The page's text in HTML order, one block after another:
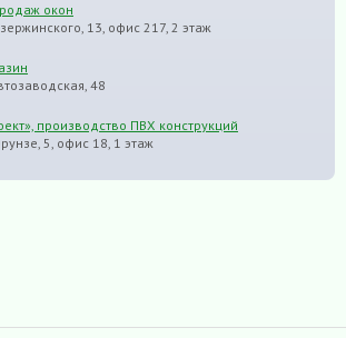
окон
13, офис 217, 2 этаж
48
производство ПВХ конструкций
5, офис 18, 1 этаж